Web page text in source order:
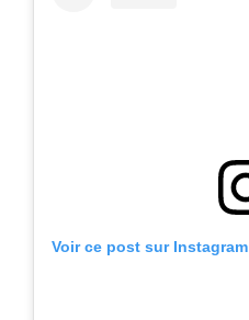
Voir ce post sur Instagram